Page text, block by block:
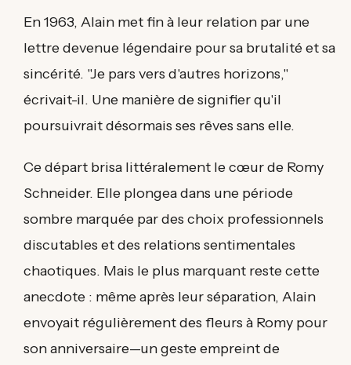
En 1963, Alain met fin à leur relation par une
lettre devenue légendaire pour sa brutalité et sa
sincérité. "Je pars vers d'autres horizons,"
écrivait-il. Une manière de signifier qu'il
poursuivrait désormais ses rêves sans elle.
Ce départ brisa littéralement le cœur de Romy
Schneider. Elle plongea dans une période
sombre marquée par des choix professionnels
discutables et des relations sentimentales
chaotiques. Mais le plus marquant reste cette
anecdote : même après leur séparation, Alain
envoyait régulièrement des fleurs à Romy pour
son anniversaire—un geste empreint de